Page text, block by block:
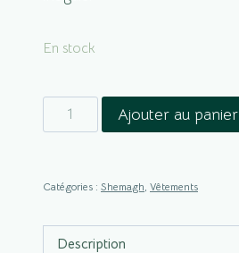
En stock
quantité
de
DGe
blanc
Ajouter au panier
Catégories : Shemagh Vêtements
Description